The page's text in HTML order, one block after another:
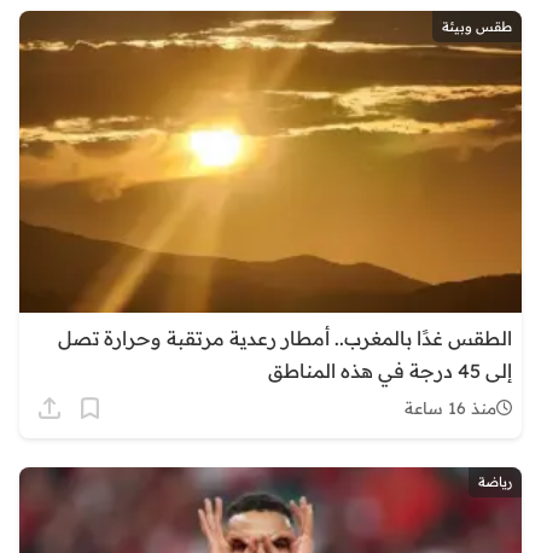
طقس وبيئة
الطقس غدًا بالمغرب.. أمطار رعدية مرتقبة وحرارة تصل
إلى 45 درجة في هذه المناطق
منذ 16 ساعة
رياضة